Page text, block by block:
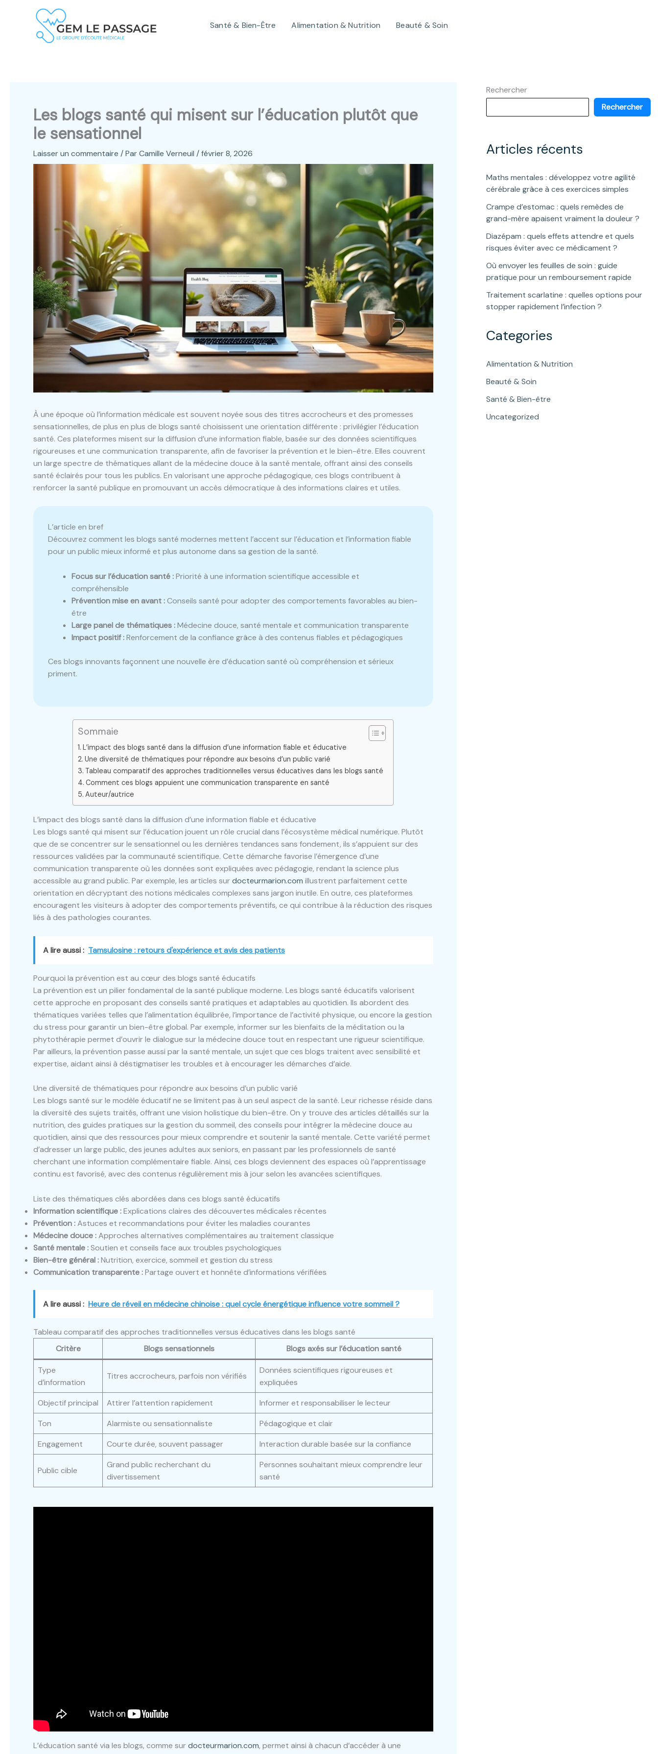
Santé & Bien-Être Alimentation & Nutrition Beauté & Soin
Les blogs santé qui misent sur l’éducation plutôt que
le sensationnel
Laisser un commentaire / ParCamille Verneuil /février 8, 2026
À une époque où l’information médicale est souvent noyée sous des titres accrocheurs et des promesses
sensationnelles, de plus en plus de blogs santé choisissent une orientation différente : privilégier l’éducation
santé. Ces plateformes misent sur la diffusion d’une information fiable, basée sur des données scientifiques
rigoureuses et une communication transparente, afin de favoriser la prévention et le bien-être. Elles couvrent
un large spectre de thématiques allant de la médecine douce à la santé mentale, offrant ainsi des conseils
santé éclairés pour tous les publics. En valorisant une approche pédagogique, ces blogs contribuent à
renforcer la santé publique en promouvant un accès démocratique à des informations claires et utiles.
L’article en bref
Découvrez comment les blogs santé modernes mettent l’accent sur l’éducation et l’information fiable
pour un public mieux informé et plus autonome dans sa gestion de la santé.
Focus sur l’éducation santé :Priorité à une information scientifique accessible et
compréhensible
Prévention mise en avant :Conseils santé pour adopter des comportements favorables au bien-
être
Large panel de thématiques :Médecine douce, santé mentale et communication transparente
Impact positif :Renforcement de la confiance grâce à des contenus fiables et pédagogiques
Ces blogs innovants façonnent une nouvelle ère d’éducation santé où compréhension et sérieux
priment.
Sommaie
L’impact des blogs santé dans la diffusion d’une information fiable et éducative
Une diversité de thématiques pour répondre aux besoins d’un public varié
Tableau comparatif des approches traditionnelles versus éducatives dans les blogs santé
Comment ces blogs appuient une communication transparente en santé
Auteur/autrice
L’impact des blogs santé dans la diffusion d’une information fiable et éducative
Les blogs santé qui misent sur l’éducation jouent un rôle crucial dans l’écosystème médical numérique. Plutôt
que de se concentrer sur le sensationnel ou les dernières tendances sans fondement, ils s’appuient sur des
ressources validées par la communauté scientifique. Cette démarche favorise l’émergence d’une
communication transparente où les données sont expliquées avec pédagogie, rendant la science plus
accessible au grand public. Par exemple, les articles surdocteurmarion.com illustrent parfaitement cette
orientation en décryptant des notions médicales complexes sans jargon inutile. En outre, ces plateformes
encouragent les visiteurs à adopter des comportements préventifs, ce qui contribue à la réduction des risques
liés à des pathologies courantes.
A lire aussi : Tamsulosine : retours d'expérience et avis des patients
Pourquoi la prévention est au cœur des blogs santé éducatifs
La prévention est un pilier fondamental de la santé publique moderne. Les blogs santé éducatifs valorisent
cette approche en proposant des conseils santé pratiques et adaptables au quotidien. Ils abordent des
thématiques variées telles que l’alimentation équilibrée, l’importance de l’activité physique, ou encore la gestion
du stress pour garantir un bien-être global. Par exemple, informer sur les bienfaits de la méditation ou la
phytothérapie permet d’ouvrir le dialogue sur la médecine douce tout en respectant une rigueur scientifique.
Par ailleurs, la prévention passe aussi par la santé mentale, un sujet que ces blogs traitent avec sensibilité et
expertise, aidant ainsi à déstigmatiser les troubles et à encourager les démarches d’aide.
Une diversité de thématiques pour répondre aux besoins d’un public varié
Les blogs santé sur le modèle éducatif ne se limitent pas à un seul aspect de la santé. Leur richesse réside dans
la diversité des sujets traités, offrant une vision holistique du bien-être. On y trouve des articles détaillés sur la
nutrition, des guides pratiques sur la gestion du sommeil, des conseils pour intégrer la médecine douce au
quotidien, ainsi que des ressources pour mieux comprendre et soutenir la santé mentale. Cette variété permet
d’adresser un large public, des jeunes adultes aux seniors, en passant par les professionnels de santé
cherchant une information complémentaire fiable. Ainsi, ces blogs deviennent des espaces où l’apprentissage
continu est favorisé, avec des contenus régulièrement mis à jour selon les avancées scientifiques.
Liste des thématiques clés abordées dans ces blogs santé éducatifs
Information scientifique :Explications claires des découvertes médicales récentes
Prévention :Astuces et recommandations pour éviter les maladies courantes
Médecine douce :Approches alternatives complémentaires au traitement classique
Santé mentale :Soutien et conseils face aux troubles psychologiques
Bien-être général :Nutrition, exercice, sommeil et gestion du stress
Communication transparente :Partage ouvert et honnête d’informations vérifiées
A lire aussi : Heure de réveil en médecine chinoise : quel cycle énergétique influence votre sommeil ?
Tableau comparatif des approches traditionnelles versus éducatives dans les blogs santé
Critère
Blogs sensationnels Blogs axés sur l’éducation santé
Type
d’information
Titres accrocheurs, parfois non vérifiés
Données scientifiques rigoureuses et
expliquées
Objectif principal
Attirer l’attention rapidement
Informer et responsabiliser le lecteur
Ton
Alarmiste ou sensationnaliste
Pédagogique et clair
Engagement
Courte durée, souvent passager Interaction durable basée sur la confiance
Public cible
Grand public recherchant du
divertissement
Personnes souhaitant mieux comprendre leur
santé
L’éducation santé via les blogs, comme surdocteurmarion.com, permet ainsi à chacun d’accéder à une
Rechercher
Rechercher
Articles récents
Maths mentales : développez votre agilité
cérébrale grâce à ces exercices simples
Crampe d’estomac : quels remèdes de
grand-mère apaisent vraiment la douleur ?
Diazépam : quels effets attendre et quels
risques éviter avec ce médicament ?
Où envoyer les feuilles de soin : guide
pratique pour un remboursement rapide
Traitement scarlatine : quelles options pour
stopper rapidement l’infection ?
Categories
Alimentation & Nutrition
Beauté & Soin
Santé & Bien-être
Uncategorized